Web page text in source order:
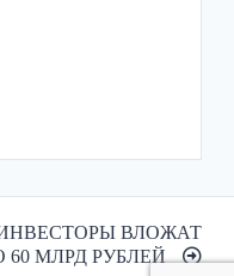
ВЛОЖАТ
60 МЛРД РУБЛЕЙ